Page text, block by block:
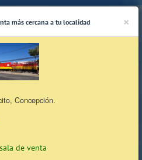
a Viernes de 08:15 a 17:45)
×
más cercana a tu localidad
Concepción.
de venta